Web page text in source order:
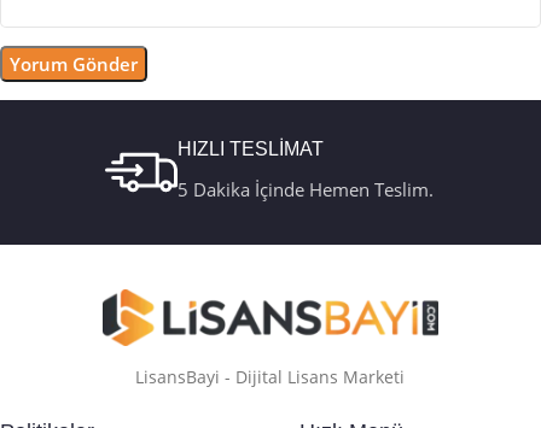
HIZLI TESLİMAT
5 Dakika İçinde Hemen Teslim.
LisansBayi - Dijital Lisans Marketi